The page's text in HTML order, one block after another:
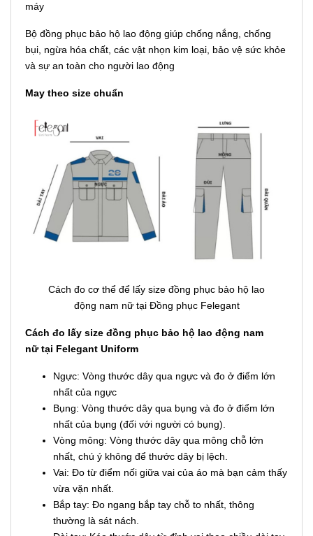
máy
Bộ đồng phục bảo hộ lao động giúp chống nắng, chống
bụi, ngừa hóa chất, các vật nhọn kim loại, bảo vệ sức khỏe
và sự an toàn cho người lao động
May theo size chuẩn
Cách đo cơ thể để lấy size đồng phục bảo hộ lao
động nam nữ tại Đồng phục Felegant
Cách đo lấy size đồng phục bảo hộ lao động nam
nữ tại Felegant Uniform
Ngực: Vòng thước dây qua ngực và đo ở điểm lớn
nhất của ngực
Bụng: Vòng thước dây qua bụng và đo ở điểm lớn
nhất của bụng (đối với người có bụng).
Vòng mông: Vòng thước dây qua mông chỗ lớn
nhất, chú ý không để thước dây bị lệch.
Vai: Đo từ điểm nối giữa vai của áo mà bạn cảm thấy
vừa vặn nhất.
Bắp tay: Đo ngang bắp tay chỗ to nhất, thông
thường là sát nách.